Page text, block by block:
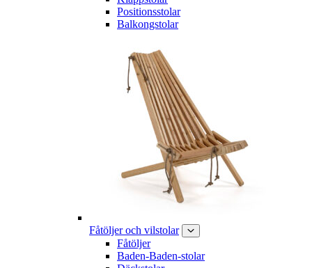
Positionsstolar
Balkongstolar
Fåtöljer och vilstolar
Fåtöljer
Baden-Baden-stolar